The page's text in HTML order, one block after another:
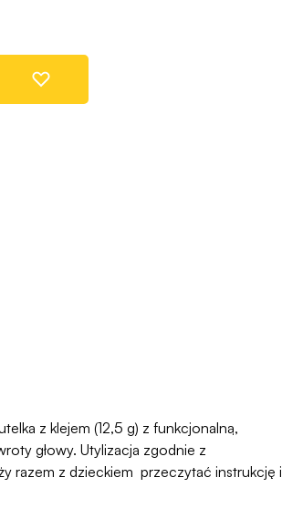
z klejem (12,5 g) z funkcjonalną,
głowy. Utylizacja zgodnie z
razem z dzieckiem przeczytać instrukcję i